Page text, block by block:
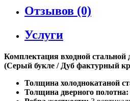
Отзывов (0)
Услуги
Комплектация входной стальной
(Серый букле / Дуб фактурный
Толщина холоднокатаной
Толщина дверного полотна: